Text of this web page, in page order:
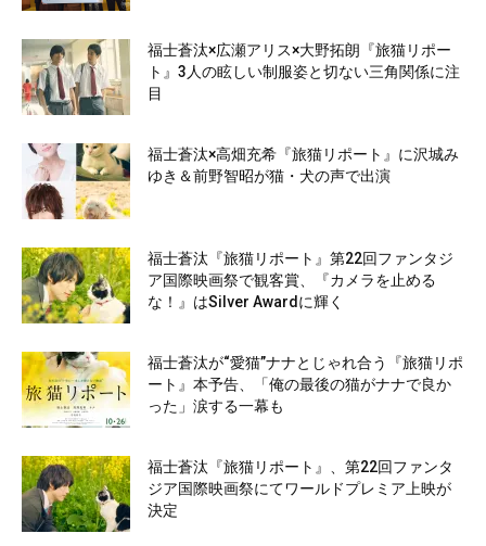
福士蒼汰×広瀬アリス×大野拓朗『旅猫リポー
ト』3人の眩しい制服姿と切ない三角関係に注
目
福士蒼汰×高畑充希『旅猫リポート』に沢城み
ゆき＆前野智昭が猫・犬の声で出演
福士蒼汰『旅猫リポート』第22回ファンタジ
ア国際映画祭で観客賞、『カメラを止める
な！』はSilver Awardに輝く
福士蒼汰が“愛猫”ナナとじゃれ合う『旅猫リポ
ート』本予告、「俺の最後の猫がナナで良か
った」涙する一幕も
福士蒼汰『旅猫リポート』、第22回ファンタ
ジア国際映画祭にてワールドプレミア上映が
決定